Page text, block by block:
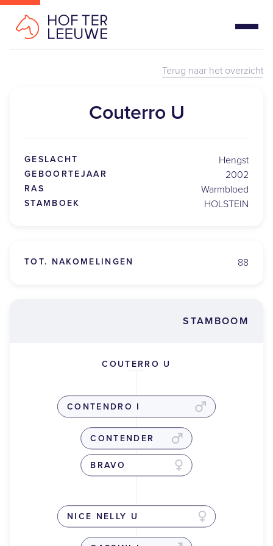
Terug naar het overzicht
Couterro U
GESLACHT Hengst
GEBOORTEJAAR 2002
RAS Warmbloed
STAMBOEK HOLSTEIN
TOT. NAKOMELINGEN 88
STAMBOOM
COUTERRO U
CONTENDRO I
NICE NELLY U
CONTENDER
BRAVO